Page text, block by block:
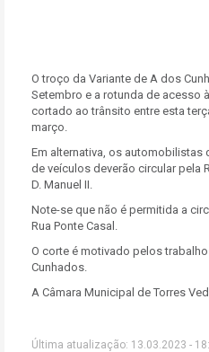
O troço da Variante de A dos
Setembro e a rotunda de acesso
cortado ao trânsito entre esta
março.
Em alternativa, os
de veículos deverão circular pela
D. Manuel II.
Note-se que não é permitida a
Rua Ponte Casal.
O corte é motivado pelos
Cunhados.
A Câmara Municipal de Torres
Última atualização: 13.03.2023 -